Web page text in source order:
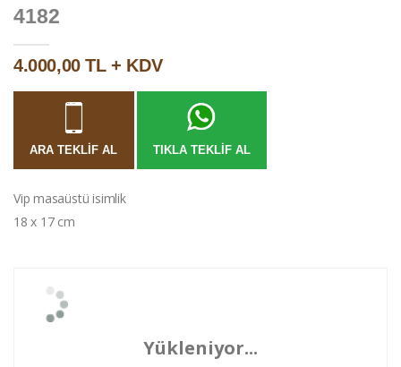
4182
4.000,00 TL + KDV
ARA TEKLIF AL TIKLA TEKLIF AL
Vip masaüstü isimlik
18 x 17 cm
Yükleniyor...